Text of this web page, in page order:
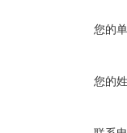
您的
您的